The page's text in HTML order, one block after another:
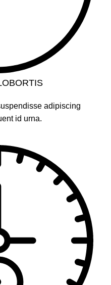
adipiscing
id urna.